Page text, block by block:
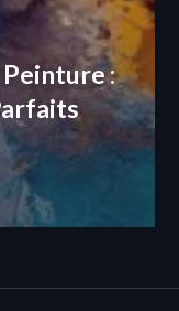
Peinture :